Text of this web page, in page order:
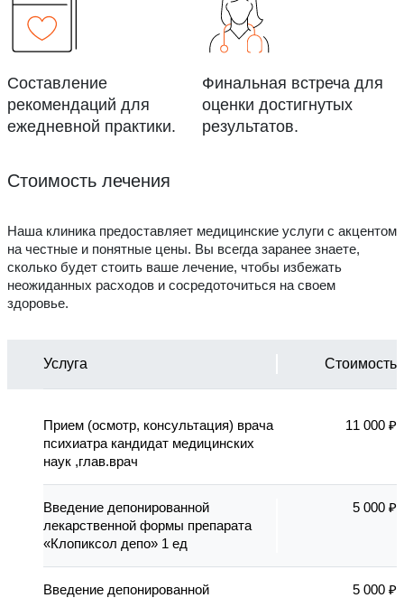
Составление
рекомендаций для
ежедневной практики.
Финальная встреча для
оценки достигнутых
результатов.
Стоимость лечения
Наша клиника предоставляет медицинские услуги с акцентом
на честные и понятные цены. Вы всегда заранее знаете,
сколько будет стоить ваше лечение, чтобы избежать
неожиданных расходов и сосредоточиться на своем
здоровье.
Услуга Стоимость
Прием (осмотр, консультация) врача
психиатра кандидат медицинских
наук ,глав.врач
11 000 ₽
Введение депонированной
лекарственной формы препарата
«Клопиксол депо» 1 ед
5 000 ₽
Введение депонированной
5 000 ₽